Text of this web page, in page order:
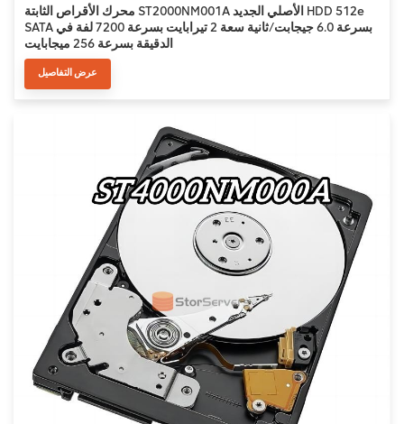
محرك الأقراص الثابتة ST2000NM001A الأصلي الجديد HDD 512e
SATA بسرعة 6.0 جيجابت/ثانية سعة 2 تيرابايت بسرعة 7200 لفة في
الدقيقة بسرعة 256 ميجابايت
عرض التفاصيل